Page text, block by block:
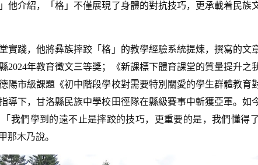
他介紹，「格」不僅展現了身體的對抗技巧，更承載着民族
實踐，他將彝族摔跤「格」的教學經驗系統提煉，撰寫的文
2024年教育徵文三等獎；《新課標下體育課堂的質量提升之
陽市級課題《初中階段學校對需要特別關愛的學生群體教育
導下，甘洛縣民族中學校田徑隊在縣級賽事中斬獲亞軍。如
我們學到的遠不止是摔跤的技巧，更重要的是，我們懂得
那木乃說。